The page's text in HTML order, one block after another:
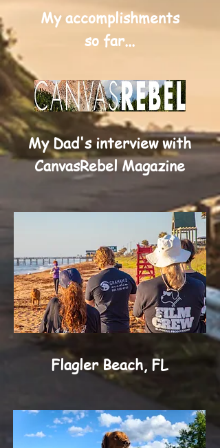
My accomplishments
so far...
My Dad's interview with
CanvasRebel Magazine
Flagler Beach, FL